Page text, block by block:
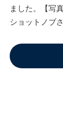
ました。【写
ショットノブ